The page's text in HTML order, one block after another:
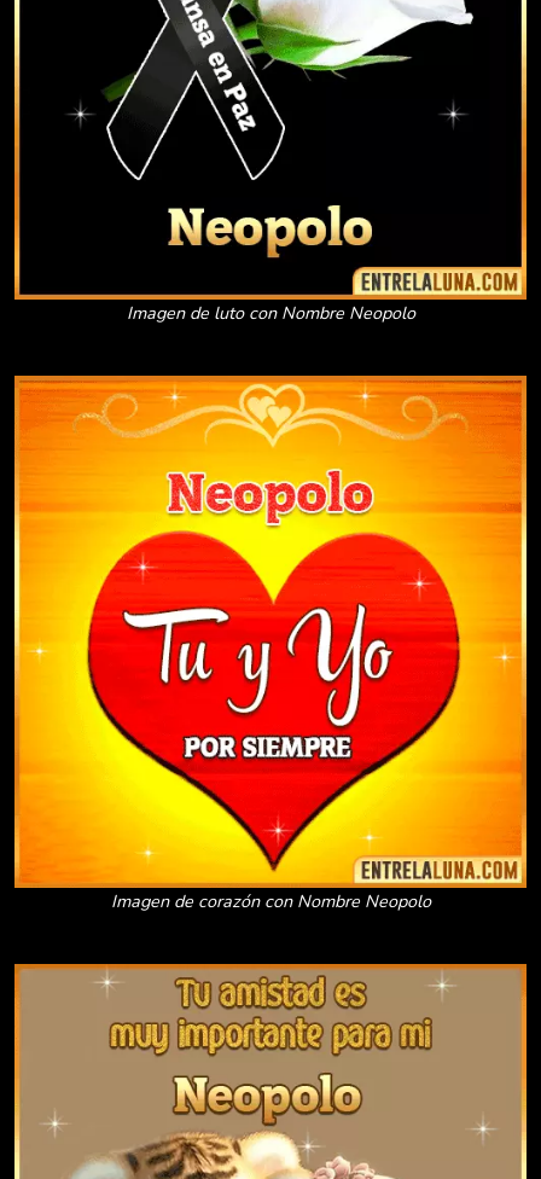
Imagen de luto con Nombre Neopolo
Imagen de corazón con Nombre Neopolo